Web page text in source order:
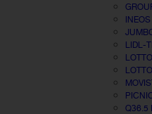
LIDL-
Q36.5